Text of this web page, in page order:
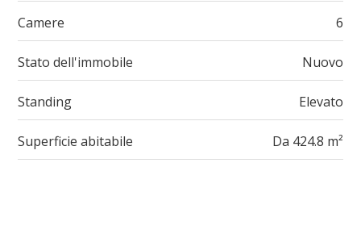
Camere 6
Stato dell'immobile Nuovo
Standing Elevato
Superficie abitabile Da 424.8 m²